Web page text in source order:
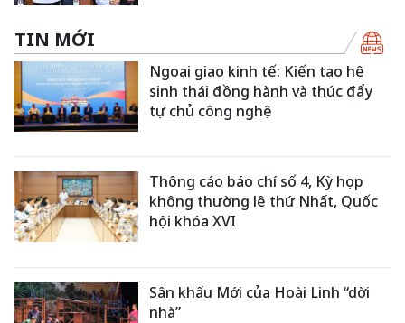
TIN MỚI
Ngoại giao kinh tế: Kiến tạo hệ
sinh thái đồng hành và thúc đẩy
tự chủ công nghệ
Thông cáo báo chí số 4, Kỳ họp
không thường lệ thứ Nhất, Quốc
hội khóa XVI
Sân khấu Mới của Hoài Linh “dời
nhà”